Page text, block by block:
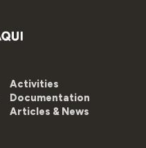
Activities
Documentation
Articles & News